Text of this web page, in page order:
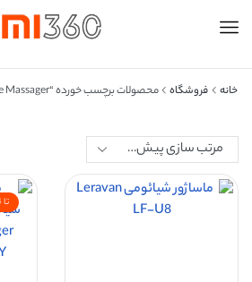
خانه فروشگاه محصولات برچسب خورده “face Massager”
تا 4%